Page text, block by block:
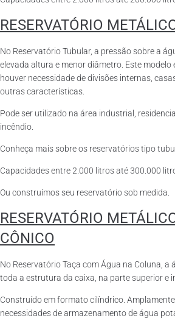
RESERVATÓRIO
No Reservatório Tubular, a pressão sobre a
elevada altura e menor diâmetro. Este
houver necessidade de divisões internas,
outras características.
Pode ser utilizado na área industrial,
incêndio.
Conheça mais sobre os reservatórios tipo
Capacidades entre 2.000 litros até 300.000
Ou construímos seu reservatório sob medida.
RESERVATÓRIO
CÔNICO
No Reservatório Taça com Água na Coluna, a
toda a estrutura da caixa, na parte superior e
Construído em formato cilíndrico.
necessidades de armazenamento de água